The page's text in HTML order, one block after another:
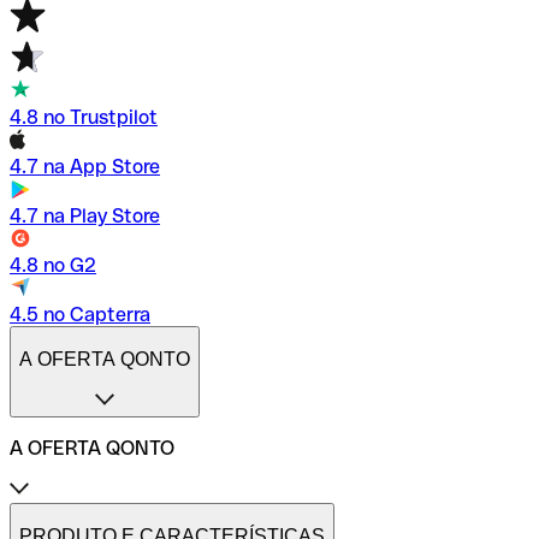
4.8 no Trustpilot
4.7 na App Store
4.7 na Play Store
4.8 no G2
4.5 no Capterra
A OFERTA QONTO
A OFERTA QONTO
Tarifas